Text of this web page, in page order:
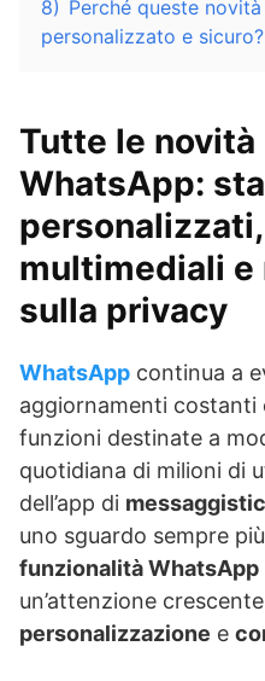
8) Perché queste
personalizzato e sicuro?
Tutte le novità
WhatsApp:
multimediali e
sulla privacy
WhatsApp continua a
aggiornamenti costanti
funzioni destinate a
quotidiana di milioni di
dell’app di
uno sguardo sempre
funzionalità WhatsApp
un’attenzione
personalizzazione e